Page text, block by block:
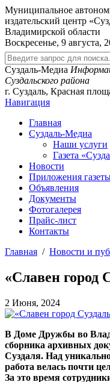
Муниципальное
издательский центр
Владимирской области
Воскресенье, 9 августа,
Суздаль-Медиа
Суздальского района
г. Суздаль, Красная
Навигация
Главная
Суздаль-Медиа
Наши услуги
Газета
Новости
Приложения
Объявления
Документы
Фотогалерея
Прайс-лист
Контакты
Главная / Новости и
«Славен город
2 Июня, 2024
В Доме Дружбы во
сборника архивных
Суздаля. Над
работа велась почти
За это время